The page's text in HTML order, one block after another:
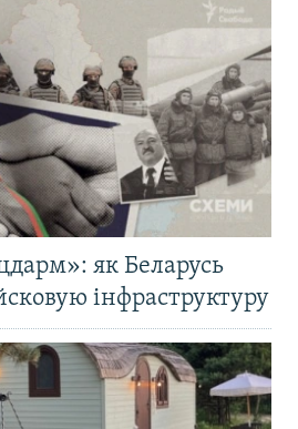
як Беларусь
інфраструктуру